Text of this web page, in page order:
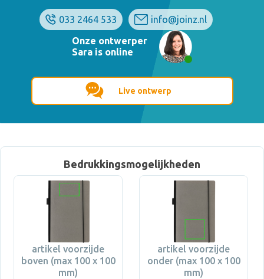
033 2464 533
info@joinz.nl
Onze ontwerper
Sara is online
Live ontwerp
Bedrukkingsmogelijkheden
artikel voorzijde
boven (max 100 x 100
mm)
artikel voorzijde
onder (max 100 x 100
mm)